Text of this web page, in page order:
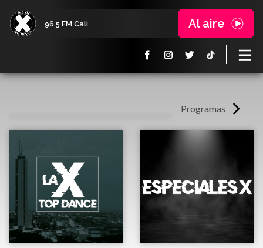
96.5 FM Cali Al aire
Programas